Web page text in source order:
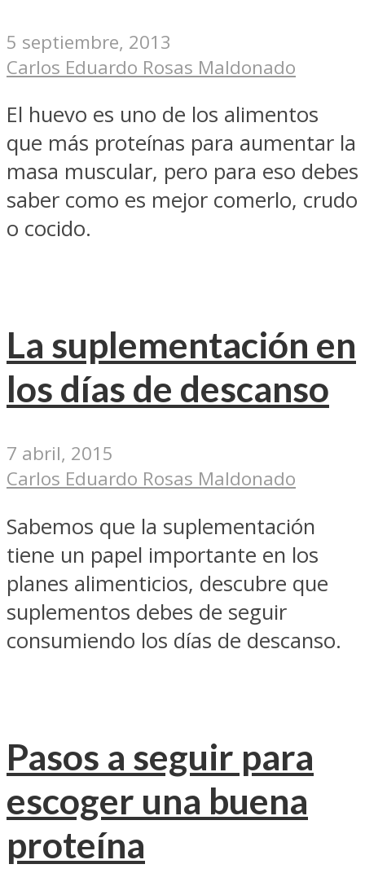
5 septiembre, 2013
Carlos Eduardo Rosas Maldonado
El huevo es uno de los alimentos
que más proteínas para aumentar la
masa muscular, pero para eso debes
saber como es mejor comerlo, crudo
o cocido.
La suplementación en
los días de descanso
7 abril, 2015
Carlos Eduardo Rosas Maldonado
Sabemos que la suplementación
tiene un papel importante en los
planes alimenticios, descubre que
suplementos debes de seguir
consumiendo los días de descanso.
Pasos a seguir para
escoger una buena
proteína